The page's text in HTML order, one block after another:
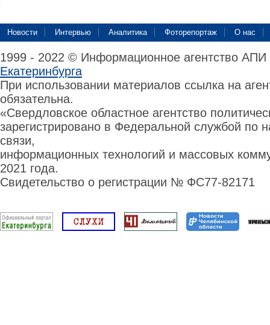
Новости Интервью Аналитика Фоторепортаж О нас
1999 - 2022 © Информационное агентство
Екатеринбурга
При использовании материалов ссылка на
обязательна.
«Свердловское областное агентство
зарегистрировано в Федеральной службой по
связи,
информационных технологий и массовых
2021 года.
Свидетельство о регистрации № ФС77-82171